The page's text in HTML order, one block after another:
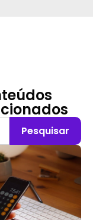
Pesquisar